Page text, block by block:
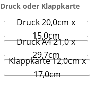
Druck oder Klappkarte
Druck 20,0cm x
15,0cm
Druck A4 21,0 x
29,7cm
Klappkarte 12,0cm x
17,0cm